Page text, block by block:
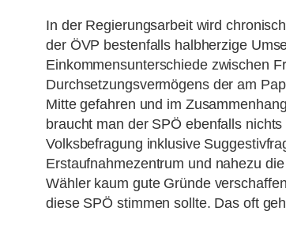
In der Regierungsarbeit wird
der ÖVP bestenfalls halbherzige
Einkommensunterschiede zwischen
Durchsetzungsvermögens der am
Mitte gefahren und im
braucht man der SPÖ ebenfalls
Volksbefragung inklusive
Erstaufnahmezentrum und nahezu
Wähler kaum gute Gründe
diese SPÖ stimmen sollte. Das oft